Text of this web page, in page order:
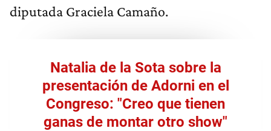
diputada Graciela Camaño.
Natalia de la Sota sobre la
presentación de Adorni en el
Congreso: "Creo que tienen
ganas de montar otro show"